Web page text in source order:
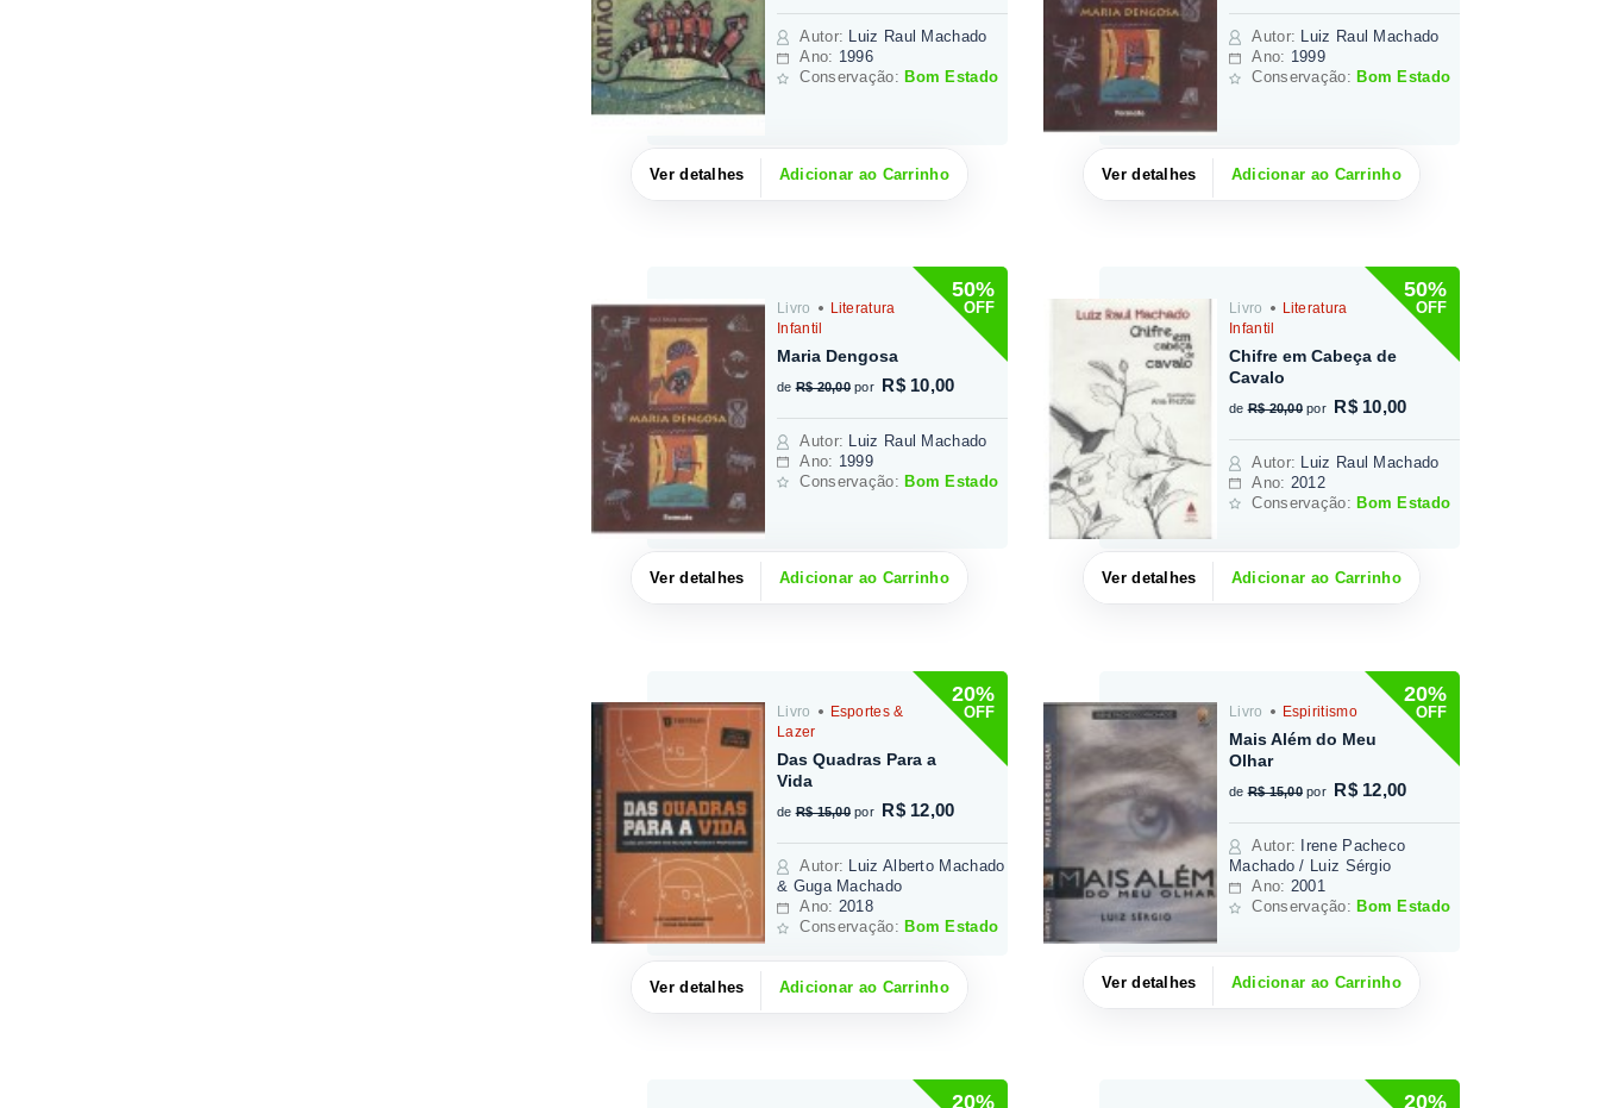
Autor: Luiz Raul Machado
Ano: 1996
Conservação: Bom Estado
Ver detalhes Adicionar ao Carrinho
Autor: Luiz Raul Machado
Ano: 1999
Conservação: Bom Estado
Ver detalhes Adicionar ao Carrinho
50%
OFF
Livro
Literatura
Infantil
Maria Dengosa
de R$ 20,00 por R$ 10,00
Autor: Luiz Raul Machado
Ano: 1999
Conservação:Bom Estado
Ver detalhes Adicionar ao Carrinho
50%
OFF
Livro
Literatura
Infantil
Chifre em Cabeça de
Cavalo
de R$ 20,00 por R$ 10,00
Autor: Luiz Raul Machado
Ano: 2012
Conservação:Bom Estado
Ver detalhes Adicionar ao Carrinho
20%
OFF
Livro
Esportes &
Lazer
Das Quadras Para a
Vida
de R$ 15,00 por R$ 12,00
Autor: Luiz Alberto Machado
& Guga Machado
Ano: 2018
Conservação: Bom Estado
Ver detalhes Adicionar ao Carrinho
20%
OFF
Livro Espiritismo
Mais Além do Meu
Olhar
de R$ 15,00 por R$ 12,00
Autor:
Irene Pacheco
Machado / Luiz Sérgio
Ano: 2001
Conservação: Bom Estado
Ver detalhes Adicionar ao Carrinho
20% 20%